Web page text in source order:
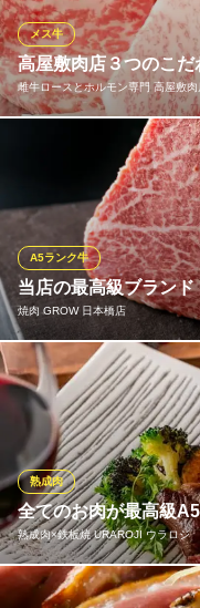
高屋敷肉店３つのこだ
雌牛ロースとホルモン専門 高屋敷肉
メス牛
【１】⇒雌牛にこだわる
た瞬間トロけて甘みが広
～赤身、中赤身、上赤身
雌牛ロースとホルモ
雌牛ロース×ホルモン
地下鉄日本橋駅B1番出
東京都中央区日本橋3-8-10 島
当店の最高級ブラン
焼肉 GROW 日本橋店
A5ランク牛
当店はすべてA5です！！
て定めています。料理長
ズ”は是非食べて頂きた
扱える許可を取得してお
ケもお楽しみいただけま
焼肉 GROW 日本橋店
隠れ家個室焼肉GROW
地下鉄日本橋駅B1番出
東京都中央区日本橋3-8-9 日
全てのお肉が最高級
熟成肉×鉄板焼 URAROJI ウラロジ
熟成肉
「熟成肉×鉄板焼